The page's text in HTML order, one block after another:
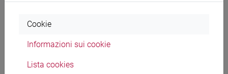
Programma
Docenti
Cookie
Informazioni sui cookie
Lista cookies